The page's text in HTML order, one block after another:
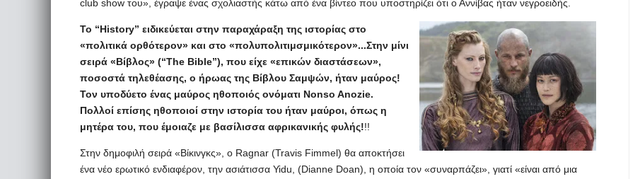
club show του», έγραψε ένας σχολιαστής κάτω από ένα βίντεο που υποστηρίζει ότι ο Αννίβας ήταν νεγροειδής.
Το “History” ειδικεύεται στην παραχάραξη της ιστορίας στο
«πολιτικά ορθότερον» και στο «πολυπολιτιμσμικότερον»...Στην μίνι
σειρά «Βίβλος» (“The Bible”), που είχε «επικών διαστάσεων»,
ποσοστά τηλεθέασης, ο ήρωας της Βίβλου Σαμψών, ήταν μαύρος!
Τον υποδύετο ένας μαύρος ηθοποιός ονόματι Nonso Anozie.
Πολλοί επίσης ηθοποιοί στην ιστορία του ήταν μαύροι, όπως η
μητέρα του, που έμοιαζε με βασίλισσα αφρικανικής φυλής!!!
Στην δημοφιλή σειρά «Βίκινγκς», ο Ragnar (Travis Fimmel) θα αποκτήσει
ένα νέο ερωτικό ενδιαφέρον, την ασιάτισσα Yidu, (Dianne Doan), η οποία τον «συναρπάζει», γιατί «είναι από μια